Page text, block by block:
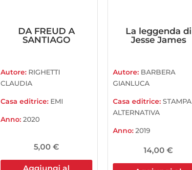
DA FREUD A
SANTIAGO
Autore: RIGHETTI
CLAUDIA
Casa editrice: EMI
Anno:2020
5,00 €
La leggenda di
Jesse James
Autore: BARBERA
GIANLUCA
Casa editrice: STAMPA
ALTERNATIVA
Anno: 2019
14,00€